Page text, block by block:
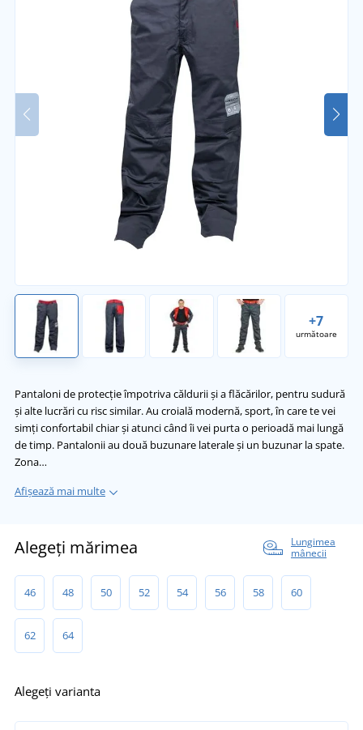
+7
următoare
Pantaloni de protecție împotriva căldurii și a flăcărilor, pentru sudură
și alte lucrări cu risc similar. Au croială modernă, sport, în care te vei
simți confortabil chiar și atunci când îi vei purta o perioadă mai lungă
de timp. Pantalonii au două buzunare laterale și un buzunar la spate.
Zona…
Afișează mai multe
Alegeți mărimea
Lungimea
mânecii
46 48 50 52 54 56 58 60
62 64
Alegeți varianta